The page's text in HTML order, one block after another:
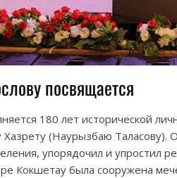
посвящается
180 лет исторической
Хазрету (Наурызбаю Таласову).
упорядочил и упростил
Кокшетау была сооружена